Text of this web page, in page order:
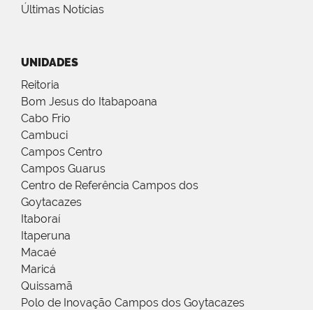
Últimas Notícias
UNIDADES
Reitoria
Bom Jesus do Itabapoana
Cabo Frio
Cambuci
Campos Centro
Campos Guarus
Centro de Referência Campos dos
Goytacazes
Itaboraí
Itaperuna
Macaé
Maricá
Quissamã
Polo de Inovação Campos dos Goytacazes